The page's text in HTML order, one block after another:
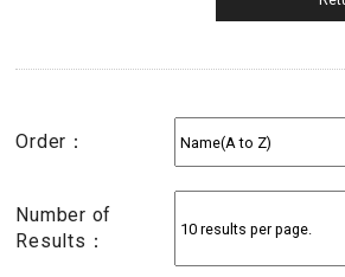
Order：
Number of
Results：